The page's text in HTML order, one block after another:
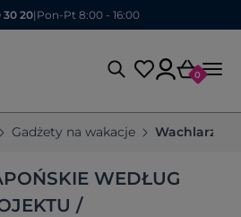
30 20| Pon-Pt 8:00 - 16:00
0
Gadżety na wakacje Wachlarze
WEDŁUG
/